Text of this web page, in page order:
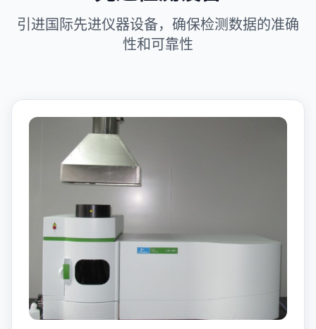
引进国际先进仪器设备，确保检测数据的准确
性和可靠性